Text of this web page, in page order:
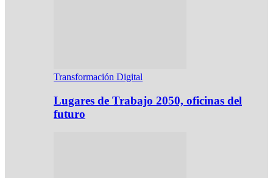
Transformación Digital
Lugares de Trabajo 2050, oficinas del
futuro